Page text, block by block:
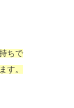
ちで
す。